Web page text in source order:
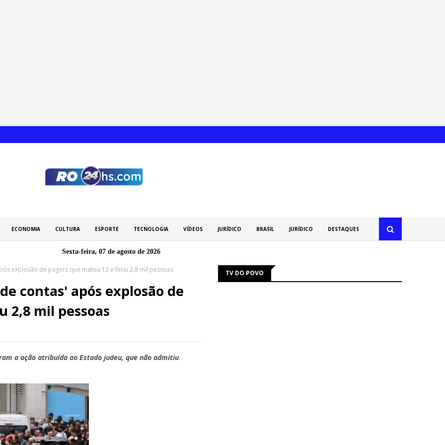
ECONOMIA CULTURA ESPORTE TECNOLOGIA VÍDEOS JURÍDICO BRASIL JURÍDICO DESTAQUES
Sexta-feira, 07 de agosto de 2026
explosão de pagers que matou 12 e feriu 2,8 mil pessoas
contas' após explosão de
2,8 mil pessoas
a ação atribuída ao Estado judeu, que não admitiu
TV DO POVO